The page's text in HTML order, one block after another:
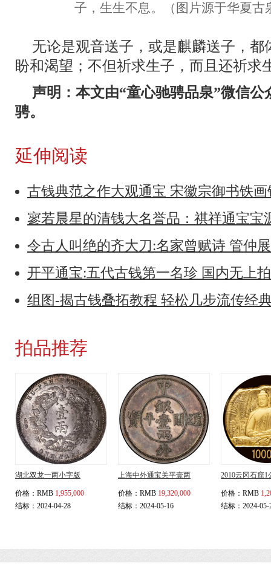
子，生生不息。（图片源于华夏古
无论是观音送子，或是麒麟送子，
盼和渴望；不但祈求生子，而且还祈求
声明：本文由“童心驰骋品泉”微信
骋。
延伸阅读
古钱典范之作大观通宝 宋徽宗御书铁
寥若晨星的清钱大名誉品：祺祥通宝宝
令古人叫绝的齐大刀:名家曾赋诗 管仲
开平通宝:五代古钱第一名珍 国内无上
组图-揭古钱叠拓教程 轻松几步流传经
拍品推荐
湖北双龙一两小字版
价格： RMB 1,955,000
结标：2024-04-28
上海中外通宝关平壹两
价格： RMB 19,320,000
结标：2024-05-16
2010云冈石窟1
价格： RMB
结标：2024-05-